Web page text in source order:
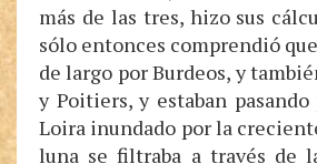
más de las tres, hizo sus
sólo entonces comprendió
de largo por Burdeos, y
y Poitiers, y estaban
Loira inundado por la
luna se filtraba a través de